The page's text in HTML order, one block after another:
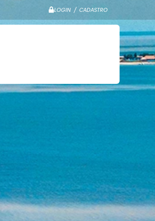
LOGIN / CADASTRO